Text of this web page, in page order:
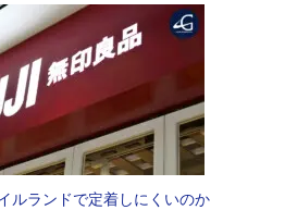
ルランドで定着しにくいのか